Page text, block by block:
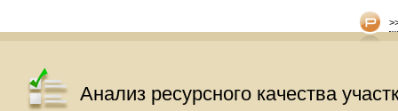
Анализ ресурсного качества